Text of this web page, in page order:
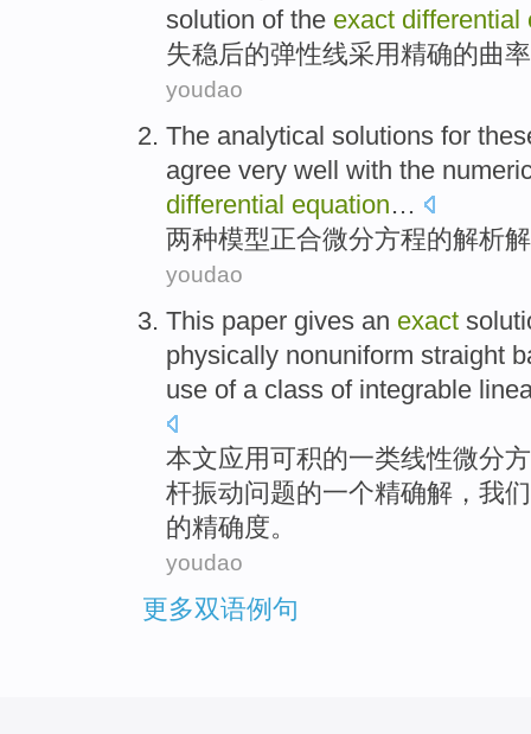
solution of the exact differential
失稳后的弹性线采用精确的曲率
youdao
The analytical solutions for
agree very well with the
differential equation…
两种模型正合微分方程的解析解
youdao
This paper gives an exact
physically nonuniform straight
use of a class of integrable
本文应用可积的一类线性微分
杆振动问题的一个精确解 ，我
的精确度。
youdao
更多双语例句